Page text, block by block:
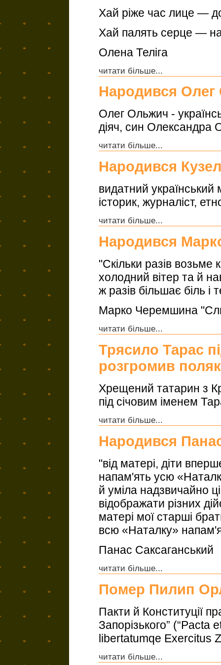
Хай ріже час лице —
Хай палять серце —
Олена Теліга
читати більше...
Народився
Олег Ольжич -
діяч, син Олександра
читати більше...
Народився
видатний український
історик, журналіст,
читати більше...
Народився
"Скільки разів возьме
холодний вітер та й
ж разів більшає біль і
Марко Черемшина
читати більше...
Трясило Тарас
розгромив
Хрещений татарин з
під січовим іменем
читати більше...
Народився
"від матері, діти
напам'ять усю
й уміла надзвичайно
відображати різних
матері мої старші
всю «Наталку»
Панас Саксаганський
читати більше...
Помер Пилип
Пакти й Конституції
Запорізького”
libertatumqe Exercitus
читати більше...